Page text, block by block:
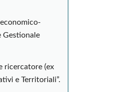
Gestionale
ricercatore (ex
e Territoriali”.